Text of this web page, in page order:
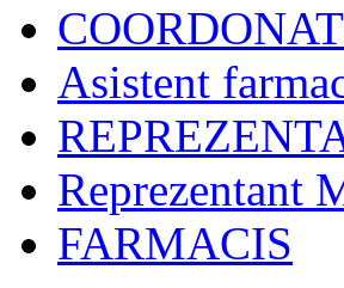
Asistent
Reprezentant
FARMACIS